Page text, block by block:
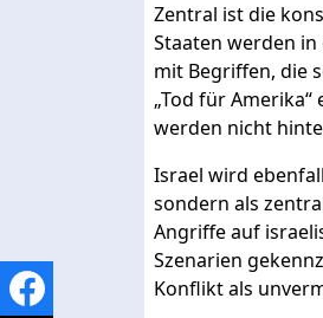
Zentral ist die
Staaten werden
mit Begriffen, die
„Tod für
werden nicht
Israel wird
sondern als
Angriffe auf
Szenarien
Konflikt als